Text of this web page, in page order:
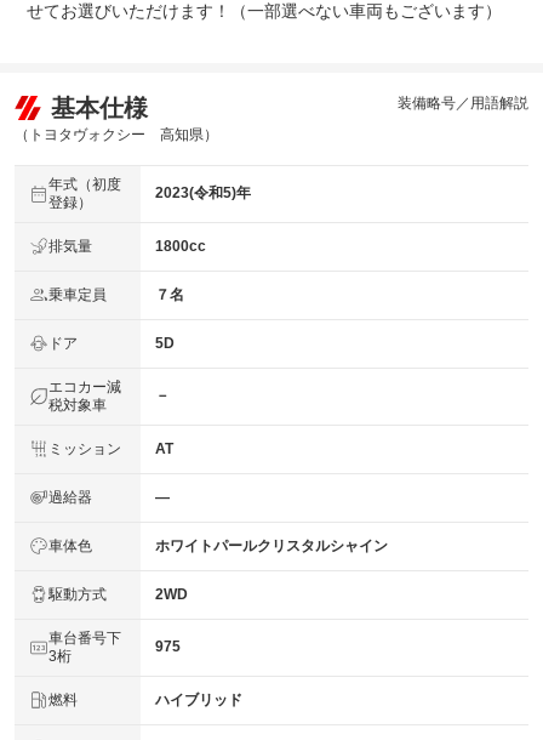
せてお選びいただけます！（一部選べない車両もございます）
基本仕様
（トヨタヴォクシー 高知県）
装備略号／用語解説
年式（初度
登録）
2023(令和5)年
排気量 1800cc
乗車定員 ７名
ドア 5D
エコカー減
税対象車
－
ミッション AT
過給器 ―
車体色 ホワイトパールクリスタルシャイン
駆動方式 2WD
車台番号下
3桁
975
燃料 ハイブリッド